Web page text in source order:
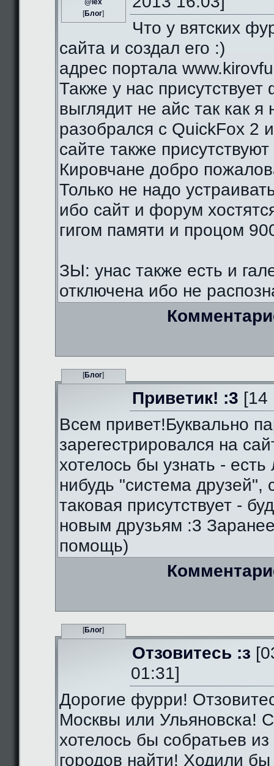
@lex
[Блог]
Что у вятских
сайта и создал его :)
адрес портала
Также у нас
выглядит не айс так как я
разобрался с QuickFox 2
сайте также присутствуют
Кировчане добро
Только не надо
ибо сайт и форум
гигом памяти и процом
ЗЫ: унас также есть и
отключена ибо не
[Блог]
Приветик! :3 [14
Всем привет!Буквально
зарегестрировался на
хотелось бы узнать - есть
нибудь "система друзей",
таковая присутствует -
новым друзьям :3
помощь)
[Блог]
Отзовитесь :з
01:31]
Дорогие фурри!
Москвы или Ульяновска!
хотелось бы собратьев из
городов найти! Ходили бы